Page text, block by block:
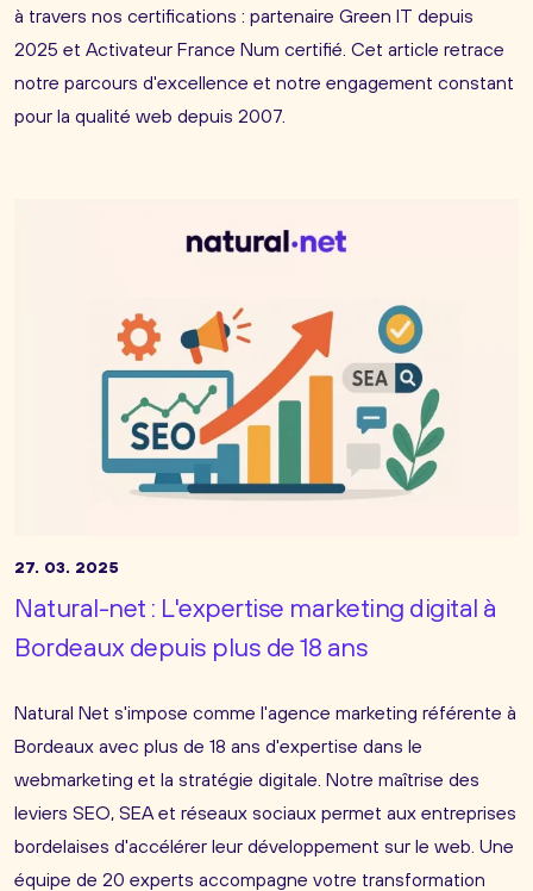
à travers nos certifications : partenaire Green IT depuis
2025 et Activateur France Num certifié. Cet article retrace
notre parcours d'excellence et notre engagement constant
pour la qualité web depuis 2007.
27. 03. 2025
Natural-net : L'expertise marketing digital à
Bordeaux depuis plus de 18 ans
Natural Net s'impose comme l'agence marketing référente à
Bordeaux avec plus de 18 ans d'expertise dans le
webmarketing et la stratégie digitale. Notre maîtrise des
leviers SEO, SEA et réseaux sociaux permet aux entreprises
bordelaises d'accélérer leur développement sur le web. Une
équipe de 20 experts accompagne votre transformation